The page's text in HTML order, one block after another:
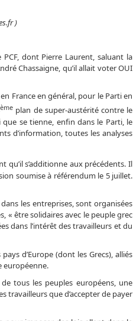
)
dont Pierre Laurent, saluant la
Chassaigne, qu’il allait voter OUI
France en général, pour le Parti en
ème plan de super-austérité contre le
se tienne, enfin dans le Parti, le
d’information, toutes les analyses
qu’il s’additionne aux précédents. Il
soumise à référendum le 5 juillet.
les entreprises, sont organisées
« être solidaires avec le peuple grec
dans l’intérêt des travailleurs et du
d’Europe (dont les Grecs), alliés
européenne.
tous les peuples européens, une
travailleurs que d’accepter de payer